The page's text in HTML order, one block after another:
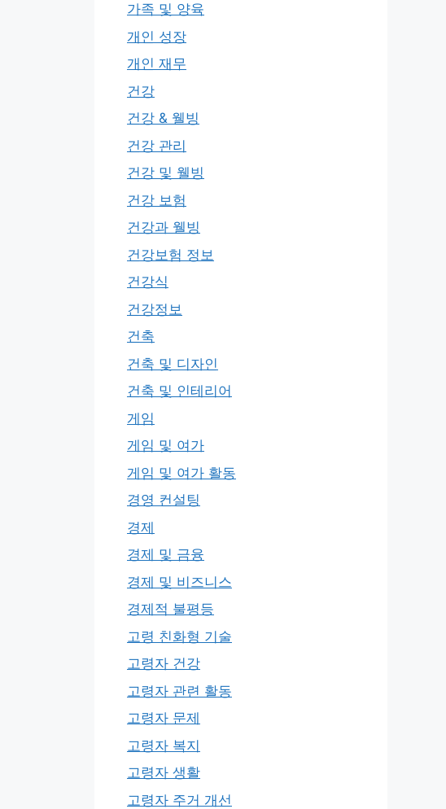
가족 및 양육
개인 성장
개인 재무
건강
건강 & 웰빙
건강 관리
건강 및 웰빙
건강 보험
건강과 웰빙
건강보험 정보
건강식
건강정보
건축
건축 및 디자인
건축 및 인테리어
게임
게임 및 여가
게임 및 여가 활동
경영 컨설팅
경제
경제 및 금융
경제 및 비즈니스
경제적 불평등
고령 친화형 기술
고령자 건강
고령자 관련 활동
고령자 문제
고령자 복지
고령자 생활
고령자 주거 개선